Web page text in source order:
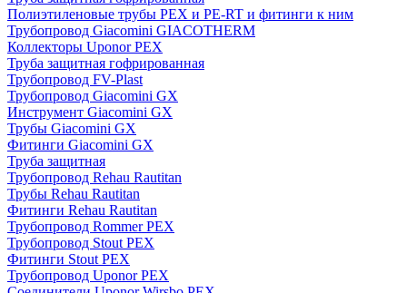
Полиэтиленовые трубы PEX и PE-RT и фитинги к ним
Трубопровод Giacomini GIACOTHERM
Коллекторы Uponor PEX
Труба защитная гофрированная
Трубопровод FV-Plast
Трубопровод Giacomini GX
Инструмент Giacomini GX
Трубы Giacomini GX
Фитинги Giacomini GX
Труба защитная
Трубопровод Rehau Rautitan
Трубы Rehau Rautitan
Фитинги Rehau Rautitan
Трубопровод Rommer PEX
Трубопровод Stout PEX
Фитинги Stout PEX
Трубопровод Uponor PEX